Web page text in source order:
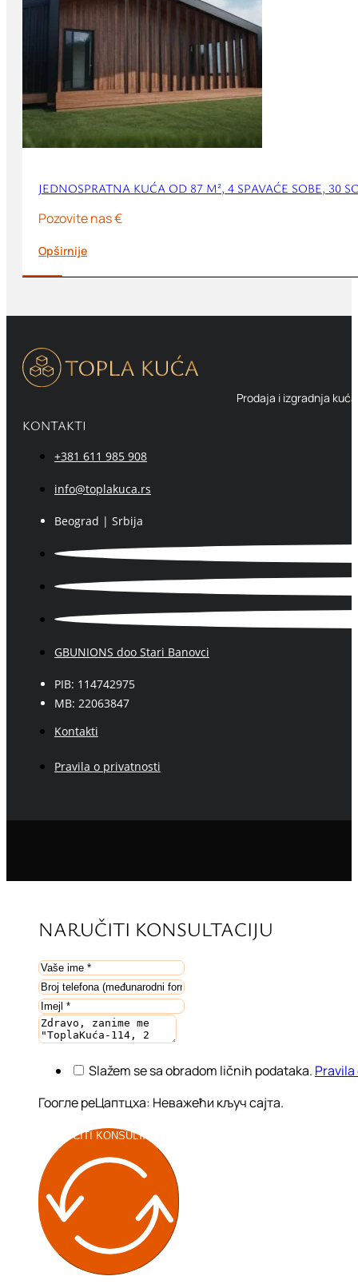
JEDNOSPRATNA KUĆA OD 87 M², 4 SPAVAĆE SOBE,
Pozovite nas €
Opširnije
Prodaja i izgradnja
KONTAKTI
+381 611 985 908
info@toplakuca.rs
Beograd | Srbija
GBUNIONS doo Stari Banovci
PIB: 114742975
MB: 22063847
Kontakti
Pravila o privatnosti
NARUČITI KONSULTACIJU
Slažem se sa obradom ličnih podataka.
Гоогле реЦаптцха: Неважећи кључ сајта.
NARUČITI KONSULTACIJU